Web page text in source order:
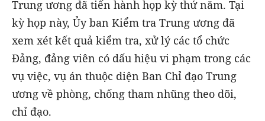
Trung ương đã tiến hành họp kỳ thứ năm. Tại
kỳ họp này, Ủy ban Kiểm tra Trung ương đã
xem xét kết quả kiểm tra, xử lý các tổ chức
Đảng, đảng viên có dấu hiệu vi phạm trong các
vụ việc, vụ án thuộc diện Ban Chỉ đạo Trung
ương về phòng, chống tham nhũng theo dõi,
chỉ đạo.